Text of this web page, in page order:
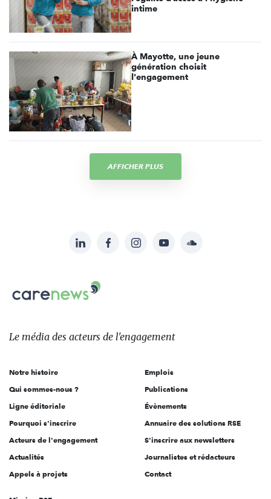
intime
À Mayotte, une jeune
génération choisit
l'engagement
AFFICHER PLUS
sur:
LinkedInFacebookInstagramYouTubeSoundcloud
Carenews,
Le
des
l'engagement
Le média des acteurs de l'engagement
Notre histoire
Qui sommes-nous ?
Ligne éditoriale
Pourquoi s'inscrire
Acteurs de l'engagement
Actualités
Appels à projets
Emplois
Publications
Évènements
Annuaire des solutions RSE
S'inscrire aux newsletters
Journalistes et rédacteurs
Contact